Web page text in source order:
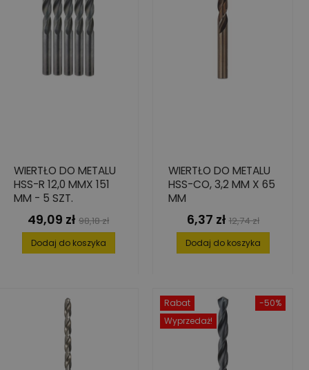
WIERTŁO DO METALU
HSS-R 12,0 MMX 151
MM - 5 SZT.
Cena
49,09 zł Cena
podstawowa
98,18 zł
Dodaj do koszyka
WIERTŁO DO METALU
HSS-CO, 3,2 MM X 65
MM
Cena
6,37 zł Cena
podstawowa
12,74 zł
Dodaj do koszyka
-50%
Rabat
Wyprzedaż!